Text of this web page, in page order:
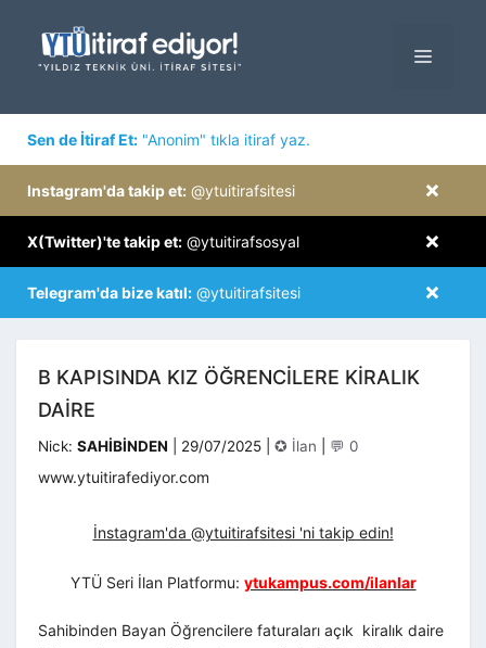
MENÜ
Sen de İtiraf Et: "Anonim" tıkla itiraf yaz.
×
Instagram'da takip et: @ytuitirafsitesi
×
X(Twitter)'te takip et: @ytuitirafsosyal
×
Telegram'da bize katıl: @ytuitirafsitesi
B KAPISINDA KIZ ÖĞRENCILERE KIRALIK
DAIRE
Nick: SAHİBİNDEN 29/07/2025 Kategoriler
✪ İlan 💬 0
www.ytuitirafediyor.com
İnstagram'da @ytuitirafsitesi 'ni takip edin!
YTÜ Seri İlan Platformu: ytukampus.com/ilanlar
Sahibinden Bayan Öğrencilere faturaları açık kiralık daire